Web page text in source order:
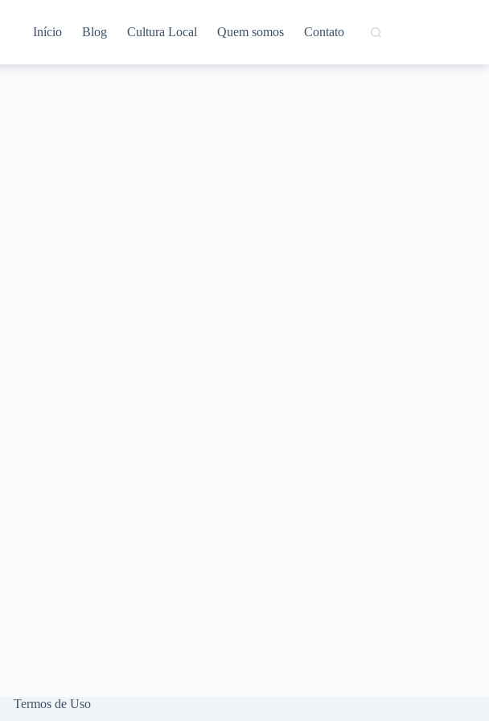
Início Blog Cultura Local Quem somos Contato
Termos de Uso